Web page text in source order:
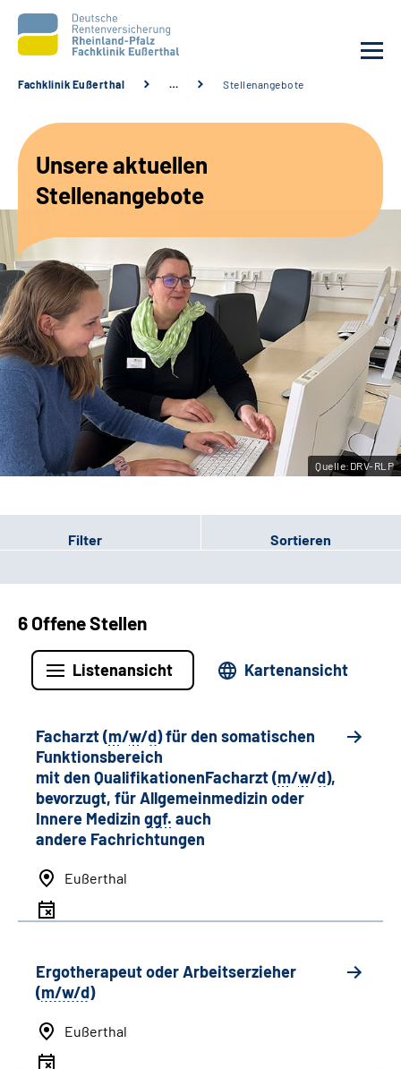
Unsere Angebote
Karriere
Beratungsstellen &
Zuweisende
Suche
Leichte Sprache
Gebärdensprache
Fachklinik Eußerthal … Stellenangebote
Unsere aktuellen
Stellenangebote
Quelle:DRV-RLP
Filter Sortieren
6 Offene Stellen
Listenansicht Kartenansicht
Facharzt (m/w/d) für den somatischen
Funktionsbereich
mit den QualifikationenFacharzt (m/w/d),
bevorzugt, für Allgemeinmedizin oder
Innere Medizin ggf. auch
andere Fachrichtungen
Eußerthal
Ergotherapeut oder Arbeitserzieher
(m/w/d)
Eußerthal